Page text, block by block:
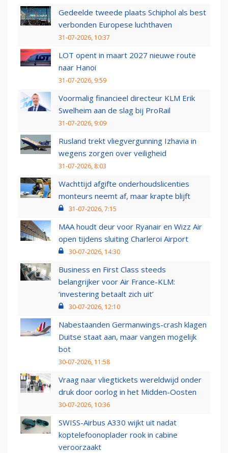
Gedeelde tweede plaats Schiphol als best
verbonden Europese luchthaven
31-07-2026, 10:37
LOT opent in maart 2027 nieuwe route
naar Hanoi
31-07-2026, 9:59
Voormalig financieel directeur KLM Erik
Swelheim aan de slag bij ProRail
31-07-2026, 9:09
Rusland trekt vliegvergunning Izhavia in
wegens zorgen over veiligheid
31-07-2026, 8:03
Wachttijd afgifte onderhoudslicenties
monteurs neemt af, maar krapte blijft
31-07-2026, 7:15
MAA houdt deur voor Ryanair en Wizz Air
open tijdens sluiting Charleroi Airport
30-07-2026, 14:30
Business en First Class steeds
belangrijker voor Air France-KLM:
‘investering betaalt zich uit’
30-07-2026, 12:10
Nabestaanden Germanwings-crash klagen
Duitse staat aan, maar vangen mogelijk
bot
30-07-2026, 11:58
Vraag naar vliegtickets wereldwijd onder
druk door oorlog in het Midden-Oosten
30-07-2026, 10:36
SWISS-Airbus A330 wijkt uit nadat
koptelefoonoplader rook in cabine
veroorzaakt